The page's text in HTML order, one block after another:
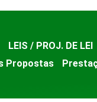
LEIS / PROJ. DE LEI
Propostas